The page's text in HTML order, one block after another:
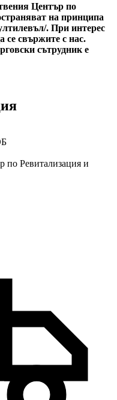
Център по
на принципа
. При интерес
се свържите с нас.
сътрудник е
по Ревитализация и